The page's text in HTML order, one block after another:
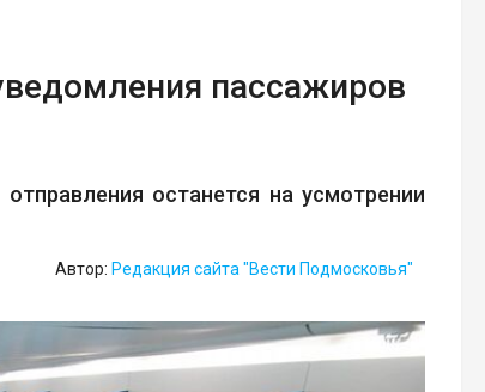
пассажиров
останется на усмотрении
Автор: Редакция сайта "Вести Подмосковья"